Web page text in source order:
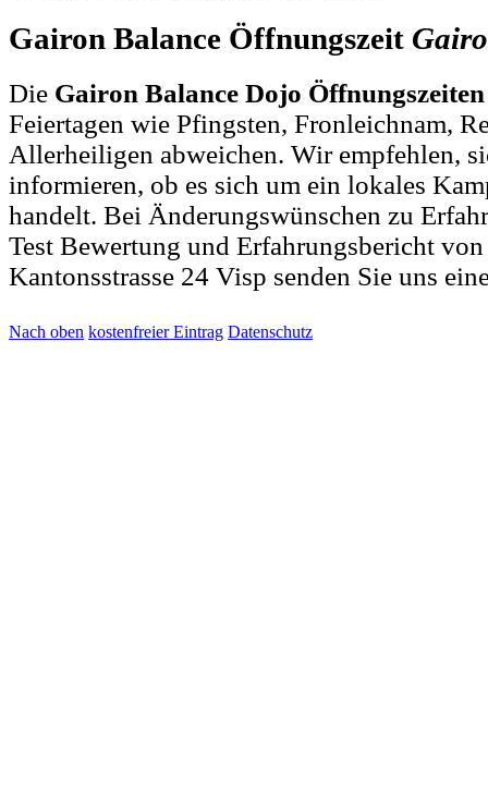
Gairon Balance Öffnungszeit
Die Gairon Balance Dojo Öffnungszeiten
Feiertagen wie Pfingsten, Fronleichnam,
Allerheiligen abweichen. Wir empfehlen,
informieren, ob es sich um ein lokales
handelt. Bei Änderungswünschen zu
Test Bewertung und Erfahrungsbericht
Kantonsstrasse 24 Visp senden Sie uns
Nach oben kostenfreier Eintrag Datenschutz